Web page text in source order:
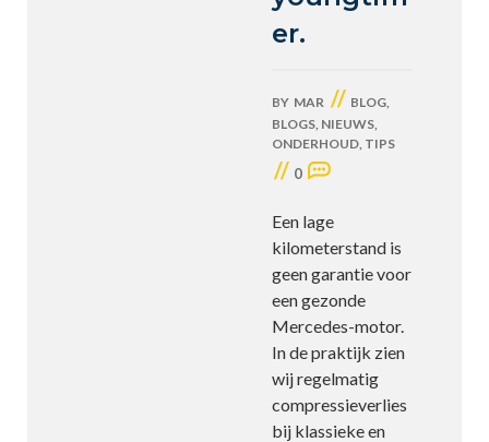
er.
BY MAR // BLOG,
BLOGS, NIEUWS,
ONDERHOUD, TIPS
// 0
Een lage
kilometerstand is
geen garantie voor
een gezonde
Mercedes-motor.
In de praktijk zien
wij regelmatig
compressieverlies
bij klassieke en